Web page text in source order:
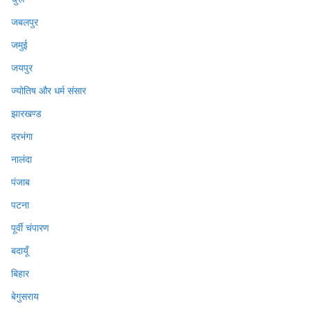
जबलपुर
जमुई
जयपुर
ज्योतिष और धर्म संसार
झारखण्ड
दरभंगा
नालंदा
पंजाब
पटना
पूर्वी चंपारण
बदायूँ
बिहार
बेगुसराय